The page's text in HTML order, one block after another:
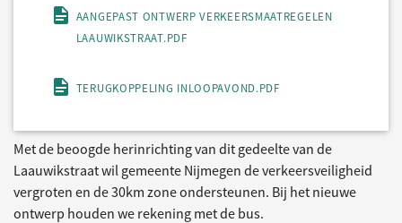
AANGEPAST ONTWERP VERKEERSMAATREGELEN
LAAUWIKSTRAAT.PDF
TERUGKOPPELING INLOOPAVOND.PDF
Met de beoogde herinrichting van dit gedeelte van de
Laauwikstraat wil gemeente Nijmegen de verkeersveiligheid
vergroten en de 30km zone ondersteunen. Bij het nieuwe
ontwerp houden we rekening met de bus.